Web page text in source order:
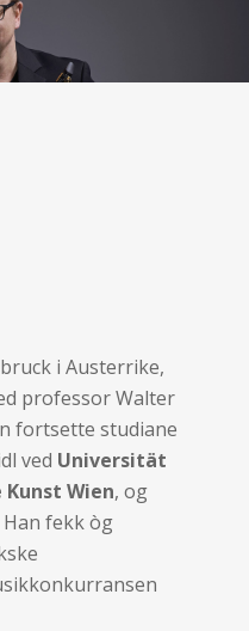
i Austerrike,
professor Walter
fortsette studiane
ved Universität
Wien, og
fekk òg